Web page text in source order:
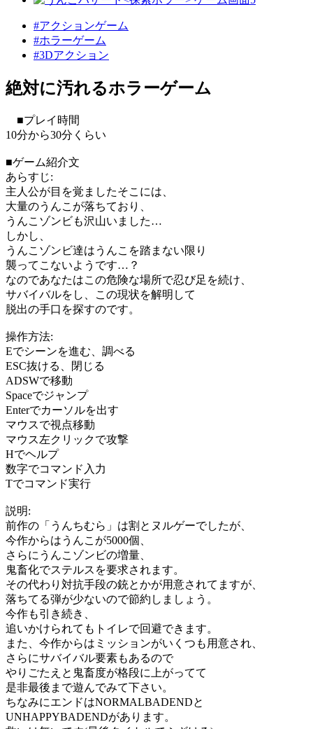
#アクションゲーム
#ホラーゲーム
#3Dアクション
絶対に汚れるホラーゲーム
■プレイ時間
10分から30分くらい
■ゲーム紹介文
あらすじ:
主人公が目を覚ましたそこには、
大量のうんこが落ちており、
うんこゾンビも沢山いました…
しかし、
うんこゾンビ達はうんこを踏まない限り
襲ってこないようです…？
なのであなたはこの危険な場所で忍び足を続け、
サバイバルをし、この現状を解明して
脱出の手口を探すのです。
操作方法:
Eでシーンを進む、調べる
ESC抜ける、閉じる
ADSWで移動
Spaceでジャンプ
Enterでカーソルを出す
マウスで視点移動
マウス左クリックで攻撃
Hでヘルプ
数字でコマンド入力
Tでコマンド実行
説明:
前作の「うんちむら」は割とヌルゲーでしたが、
今作からはうんこが5000個、
さらにうんこゾンビの増量、
鬼畜化でステルスを要求されます。
その代わり対抗手段の銃とかが用意されてますが、
落ちてる弾が少ないので節約しましょう。
今作も引き続き、
追いかけられてもトイレで回避できます。
また、今作からはミッションがいくつも用意され、
さらにサバイバル要素もあるので
やりごたえと鬼畜度が格段に上がってて
是非最後まで遊んでみて下さい。
ちなみにエンドはNORMALBADENDと
UNHAPPYBADENDがあります。